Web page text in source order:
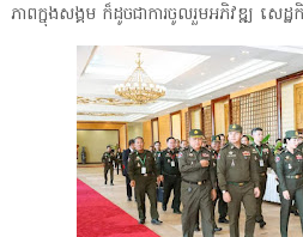
ភាពក្នុងសង្គម ក៏ដូចជាការចូលរួមអភិវឌ្ឍ សេដ្ឋ